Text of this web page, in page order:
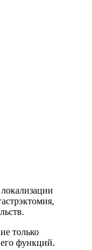
только
функций.